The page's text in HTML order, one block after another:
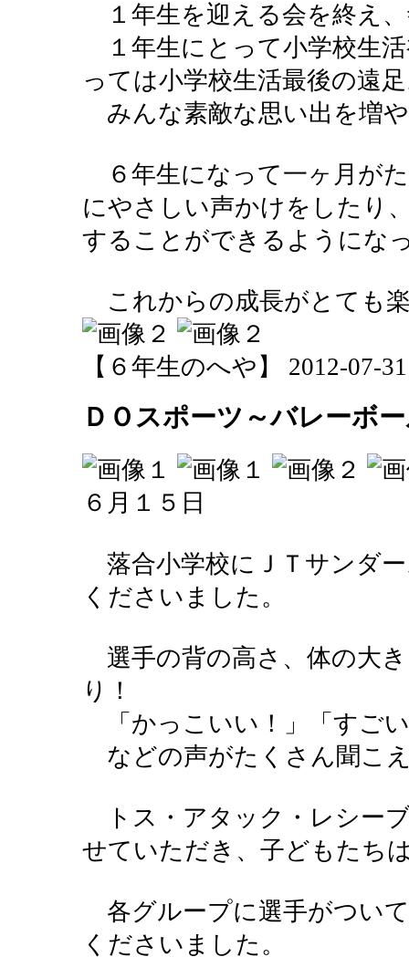
１年生を迎える会を終え
１年生にとって小学校生
っては小学校生活最後の遠
みんな素敵な思い出を増
６年生になって一ヶ月が
にやさしい声かけをしたり
することができるようにな
これからの成長がとても
【６年生のへや】 2012-07-
ＤＯスポーツ～バレーボ
６月１５日
落合小学校にＪＴサンダ
くださいました。
選手の背の高さ、体の大
り！
「かっこいい！」「すご
などの声がたくさん聞こ
トス・アタック・レシー
せていただき、子どもたち
各グループに選手がつい
くださいました。